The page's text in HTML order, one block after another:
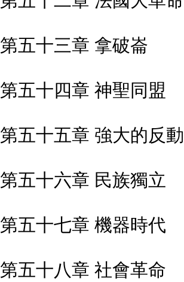
第五十三章 拿破崙
第五十四章 神聖同盟
第五十五章 強大的反
第五十六章 民族獨立
第五十七章 機器時代
第五十八章 社會革命